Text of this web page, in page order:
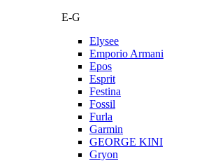
E-G
Elysee
Emporio Armani
Epos
Esprit
Festina
Fossil
Furla
Garmin
GEORGE KINI
Gryon